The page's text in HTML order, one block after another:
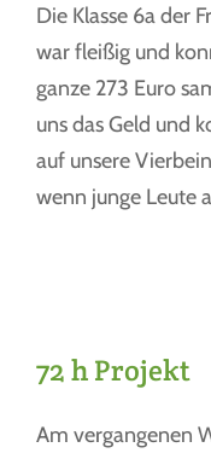
Die Klasse 6a der
war fleißig und
ganze 273 Euro
uns das Geld und
auf unsere
wenn junge Leute
72 h Projekt
Am vergangenen